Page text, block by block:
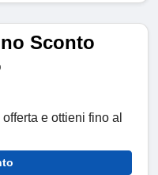
Sconto
e ottieni fino al